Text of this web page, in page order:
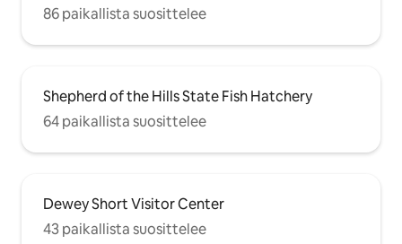
86 paikallista suosittelee
Shepherd of the Hills State Fish Hatchery
64 paikallista suosittelee
Dewey Short Visitor Center
43 paikallista suosittelee